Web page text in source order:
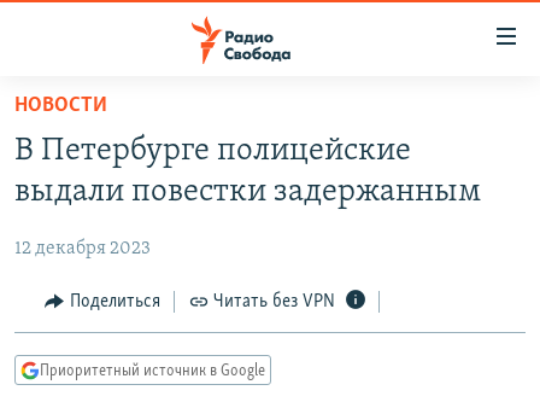
упрощенного
доступа
основному
Вернутся
главной
навигации
ПРОГРАММЫ
ПОДКАСТЫ
ЦИТАТЫ СВОБОДЫ
МНЕНИЯ
IDEL.РЕАЛИИ
НОВОСТИ
В Петербурге полицейские
выдали повестки задержанным
12 декабря 2023
Поделиться Читать без VPN
Приоритетный источник в Google